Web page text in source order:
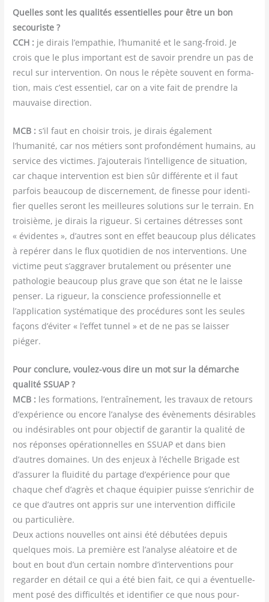
Quelles sont les qua­li­tés essen­tielles pour être un bon
secou­riste ?
CCH : je dirais l’empathie, l’humanité et le sang-froid. Je
crois que le plus impor­tant est de savoir prendre un pas de
recul sur inter­ven­tion. On nous le répète sou­vent en for­ma­
tion, mais c’est essen­tiel, car on a vite fait de prendre la
mau­vaise direction.
MCB : s’il faut en choi­sir trois, je dirais éga­le­ment
l’humanité, car nos métiers sont pro­fon­dé­ment humains, au
ser­vice des vic­times. J’ajouterais l’intelligence de situa­tion,
car chaque inter­ven­tion est bien sûr dif­fé­rente et il faut
par­fois beau­coup de dis­cer­ne­ment, de finesse pour iden­ti­
fier quelles seront les meilleures solu­tions sur le ter­rain. En
troi­sième, je dirais la rigueur. Si cer­taines détresses sont
« évi­dentes », d’autres sont en effet beau­coup plus déli­cates
à repé­rer dans le flux quo­ti­dien de nos inter­ven­tions. Une
vic­time peut s’aggraver bru­ta­le­ment ou pré­sen­ter une
patho­lo­gie beau­coup plus grave que son état ne le laisse
pen­ser. La rigueur, la conscience pro­fes­sion­nelle et
l’application sys­té­ma­tique des pro­cé­dures sont les seules
façons d’éviter « l’effet tun­nel » et de ne pas se lais­ser
piéger.
Pour conclure, vou­lez-vous dire un mot sur la démarche
qua­li­té SSUAP ?
MCB : les for­ma­tions, l’entraînement, les tra­vaux de retours
d’expérience ou encore l’analyse des évè­ne­ments dési­rables
ou indé­si­rables ont pour objec­tif de garan­tir la qua­li­té de
nos réponses opé­ra­tion­nelles en SSUAP et dans bien
d’autres domaines. Un des enjeux à l’échelle Bri­gade est
d’assurer la flui­di­té du par­tage d’expérience pour que
chaque chef d’agrès et chaque équi­pier puisse s’enrichir de
ce que d’autres ont appris sur une inter­ven­tion dif­fi­cile
ou par­ti­cu­lière.
Deux actions nou­velles ont ain­si été débu­tées depuis
quelques mois. La pre­mière est l’analyse aléa­toire et de
bout en bout d’un cer­tain nombre d’interventions pour
regar­der en détail ce qui a été bien fait, ce qui a éven­tuel­le­
ment posé des dif­fi­cul­tés et iden­ti­fier ce que nous pour­